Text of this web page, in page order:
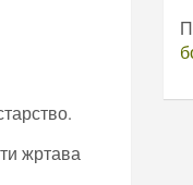
жртава